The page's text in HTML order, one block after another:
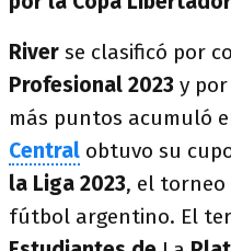
River se clasificó por
Profesional 2023 y
más puntos acumuló
Central obtuvo su
la Liga 2023, el torneo
fútbol argentino. El